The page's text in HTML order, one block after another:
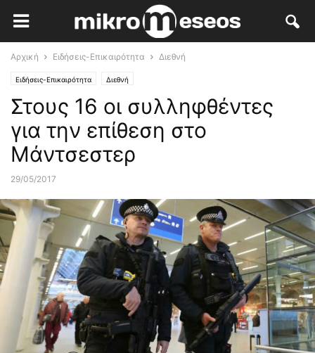
Αρχική Ειδήσεις-Επικαιρότητα Διεθνή
Ειδήσεις-Επικαιρότητα Διεθνή
Στους 16 οι συλληφθέντες
για την επίθεση στο
Μάντσεστερ
29/05/2017